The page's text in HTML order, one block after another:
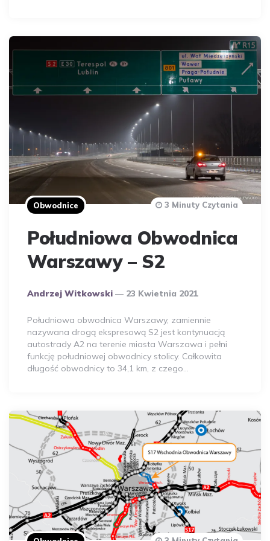
Obwodnice
Południowa Obwodnica
Warszawy – S2
Opublikowany
Andrzej Witkowski 23 Kwietnia 2021
3 Minuty Czytania
Południowa obwodnica Warszawy, zamiennie
nazywana drogą ekspresową S2 jest kontynuacją
autostrady A2 na terenie miasta Warszawa i pełni
funkcję południowej obwodnicy stolicy. Całkowita
długość obwodnicy to 34,1 km, z czego…